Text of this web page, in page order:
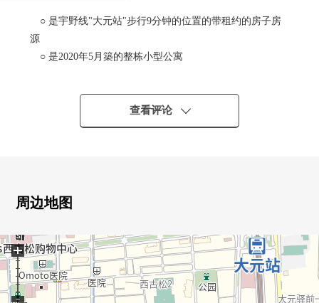
○ 是宇野线"大元站"步行9分钟的位置的带租约的房子房
源
○ 是2020年5月築的整栋小型公寓
○ 周围是清静的住宅区
[现行的租金(2024年10月时间点)]
(全3间中的3间生产)
入的比例保持税税其他相符合建筑物需要的费用的扣除前
查看评论
周边地图
+